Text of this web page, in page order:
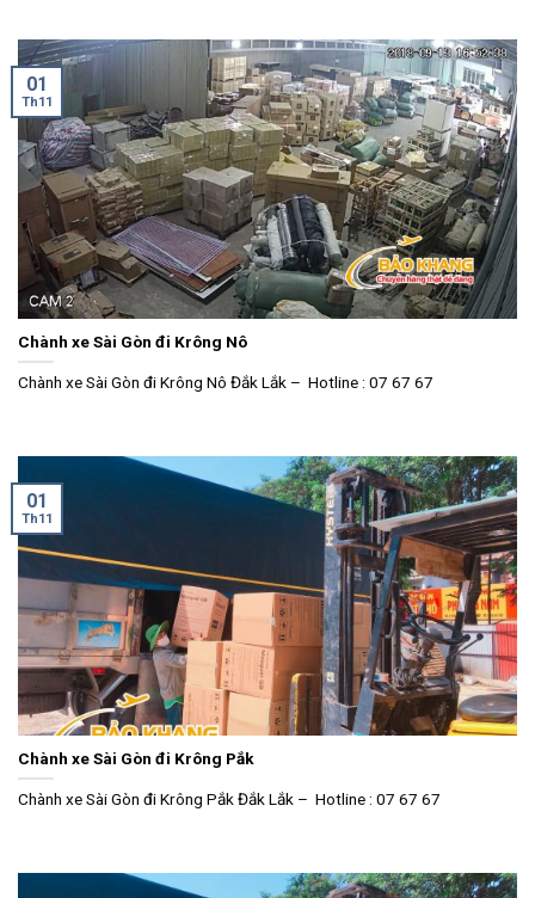
Chành xe Sài Gòn đi Krông Nô
Chành xe Sài Gòn đi Krông Nô Đắk Lắk – Hotline : 07 67 67
01
Th11
Chành xe Sài Gòn đi Krông Pắk
Chành xe Sài Gòn đi Krông Pắk Đắk Lắk – Hotline : 07 67 67
01
Th11